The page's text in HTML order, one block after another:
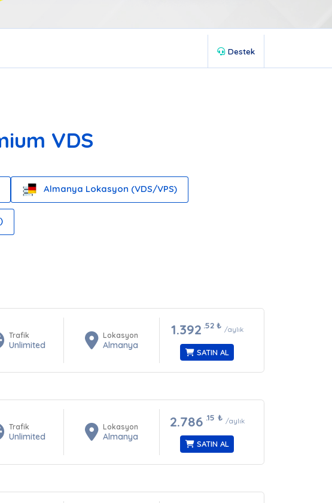
Destek
VDS
Almanya Lokasyon (VDS/VPS)
Trafik
Unlimited
Lokasyon
Almanya
1.392 .52 ₺ /aylık
SATIN AL
Trafik
Unlimited
Lokasyon
Almanya
2.786 .15 ₺ /aylık
SATIN AL